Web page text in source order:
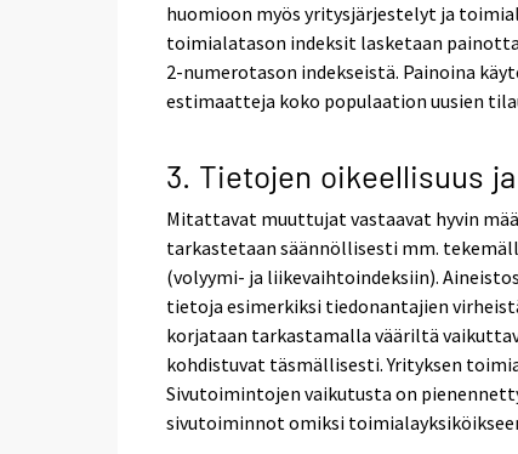
huomioon myös yritysjärjestelyt ja
toimialatason indeksit lasketaan
2-numerotason indekseistä. Painoina
estimaatteja koko populaation uusien
3. Tietojen oikeellisuus
Mitattavat muuttujat vastaavat hyvin
tarkastetaan säännöllisesti mm.
(volyymi- ja liikevaihtoindeksiin).
tietoja esimerkiksi tiedonantajien
korjataan tarkastamalla vääriltä
kohdistuvat täsmällisesti. Yrityksen
Sivutoimintojen vaikutusta on
sivutoiminnot omiksi